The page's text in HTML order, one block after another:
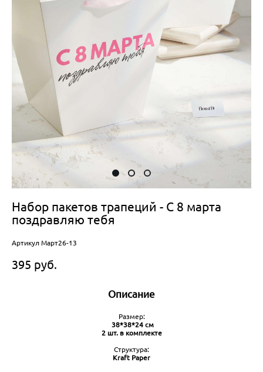
Набор пакетов трапеций - С 8 марта
поздравляю тебя
Артикул Март26-13
395 pуб.
Описание
Размер:
38*38*24 см
2 шт. в комплекте
Структура:
Kraft Paper